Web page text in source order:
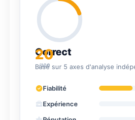
20
/100
Correct
Basé sur 5 axes d'analyse
Fiabilité
Expérience